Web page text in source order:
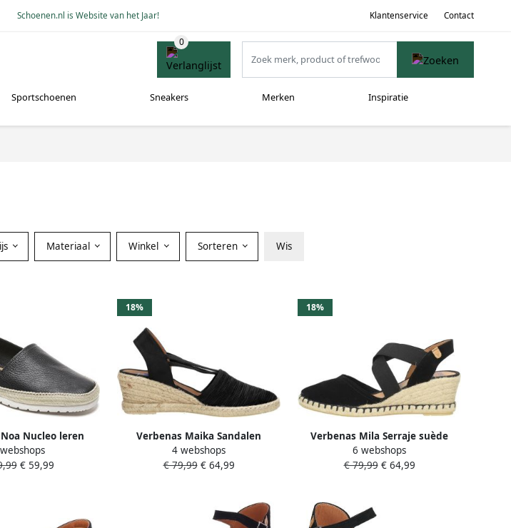
Schoenen.nl is Website van het Jaar! Klantenservice Contact
Sportschoenen Sneakers Merken Inspiratie
Materiaal Winkel Sorteren Wis
Nucleo leren
zwart
€ 59,99
18%
Verbenas Maika Sandalen
Touwzool Zwart
4 webshops
€ 79,99€ 64,99
18%
Verbenas Mila Serraje suède
espadrilles zwart
6 webshops
€ 79,99€ 64,99